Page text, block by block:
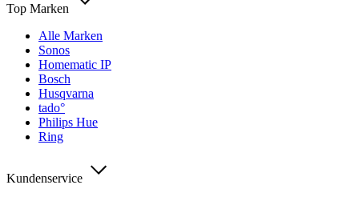
Top Marken
Alle Marken
Sonos
Homematic IP
Bosch
Husqvarna
tado°
Philips Hue
Ring
Kundenservice